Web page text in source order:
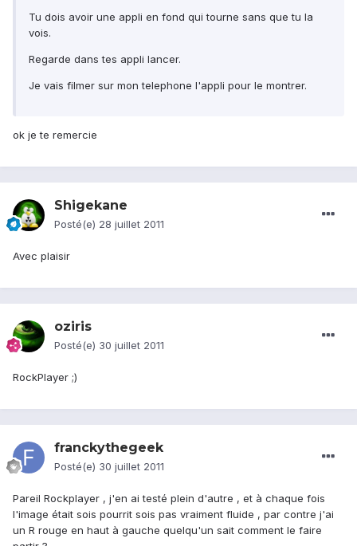
Tu dois avoir une appli en fond qui tourne sans que tu la
vois.
Regarde dans tes appli lancer.
Je vais filmer sur mon telephone l'appli pour le montrer.
ok je te remercie
Shigekane
Posté(e) 28 juillet 2011
Avec plaisir
oziris
Posté(e) 30 juillet 2011
RockPlayer ;)
franckythegeek
Posté(e) 30 juillet 2011
Pareil Rockplayer , j'en ai testé plein d'autre , et à chaque fois
l'image était sois pourrit sois pas vraiment fluide , par contre j'ai
un R rouge en haut à gauche quelqu'un sait comment le faire